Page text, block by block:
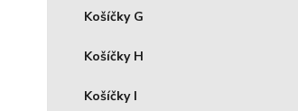
Košíčky G
Košíčky H
Košíčky I